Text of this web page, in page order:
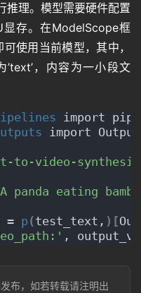
推理。模型需要硬件配置
显存。在ModelScope框
使用当前模型，其中，
，内容为一小段文
import
import
to-video-
panda eating
= p (test_text, )[
,
布，如若转载请注明出